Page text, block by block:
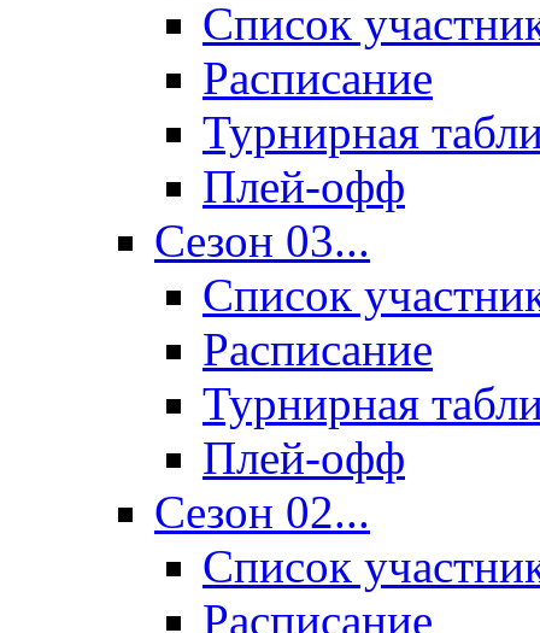
Список
Расписание
Турнирная
Плей-офф
Сезон 03...
Список
Расписание
Турнирная
Плей-офф
Сезон 02...
Список
Расписание